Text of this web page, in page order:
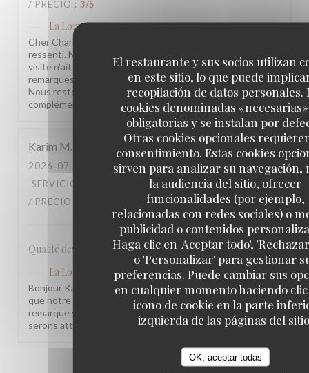
El restaurante y sus socios utilizan
en este sitio, lo que puede
recopilación de datos personales.
cookies denominadas
obligatorias y se instalan por
Otras cookies opcionales
consentimiento. Estas cookies
sirven para analizar su navegación,
la audiencia del sitio, ofrecer
funcionalidades (por ejemplo,
relacionadas con redes sociales) o
publicidad o contenidos
Haga clic en 'Aceptar todo',
o 'Personalizar' para gestionar
preferencias. Puede cambiar sus
en cualquier momento haciendo
icono de cookie en la parte
izquierda de las páginas del
OK, aceptar todas
/ PRECIO : 3/5
La Lorraineha respondido a su opinión
Cher Charles, Merci d'avoir pris le temps de partager votre
ressenti. Nous sommes sincèrement désolés que votre
visite n'ait pas été à la hauteur de vos attentes. Vos
remarques sont précieuses et nous les prenons à cœur.
Nous restons à votre disposition pour tout échange
complémentaire. L'équipe de la Brasserie La Lorraine
Karim M
2026-07-17
- 20:30 - INVITADOS 2
SERVICIO
AMBIENTE: 4/5 MENÚ: 4 /5
CALIDAD
/ PRECIO
Qualité des plats, cadre et amabilité de l’équipe
La Lorraine
ha respondido a su opinión
Bonjour Karim, Merci pour ce retour ! Nous sommes ravis
que notre équipe et l'ambiance vous aient plu. Votre
remarque sur le rapport qualité-prix est notée, nous y
serons attentifs. À très bientôt !
3